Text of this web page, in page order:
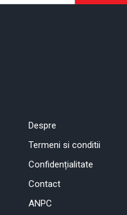
Despre
Termeni si conditii
Confidențialitate
Contact
ANPC